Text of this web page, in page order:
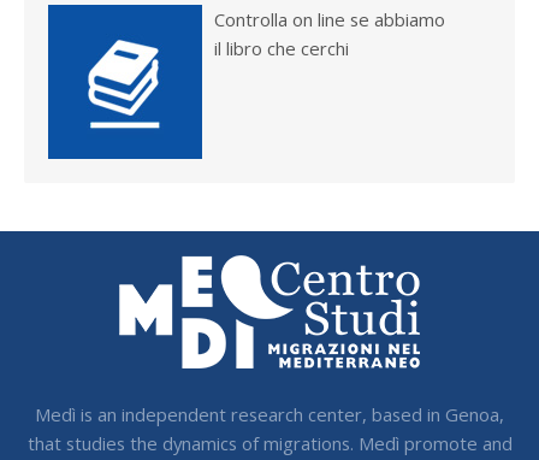
Controlla on line se abbiamo
il libro che cerchi
Medì is an independent research center, based in Genoa,
that studies the dynamics of migrations. Medì promote and